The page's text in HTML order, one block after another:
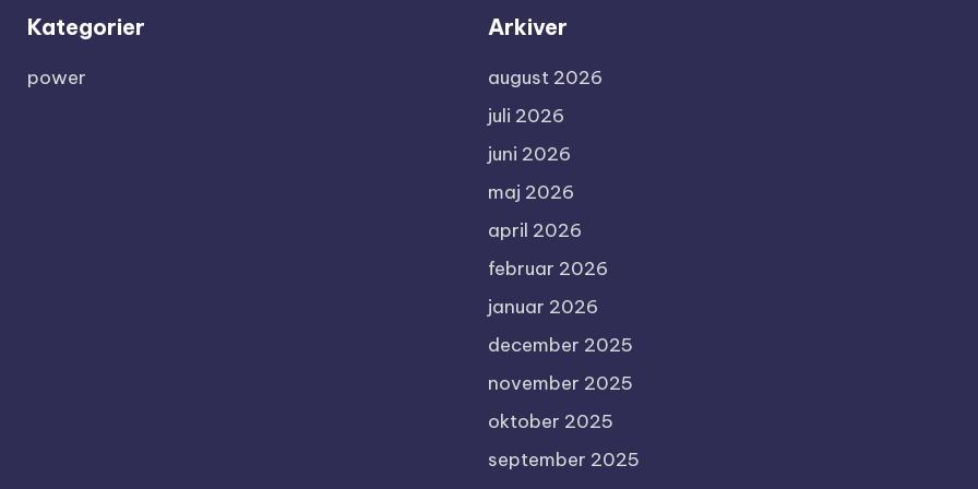
Kategorier
power
Arkiver
august 2026
juli 2026
juni 2026
maj 2026
april 2026
februar 2026
januar 2026
december 2025
november 2025
oktober 2025
september 2025